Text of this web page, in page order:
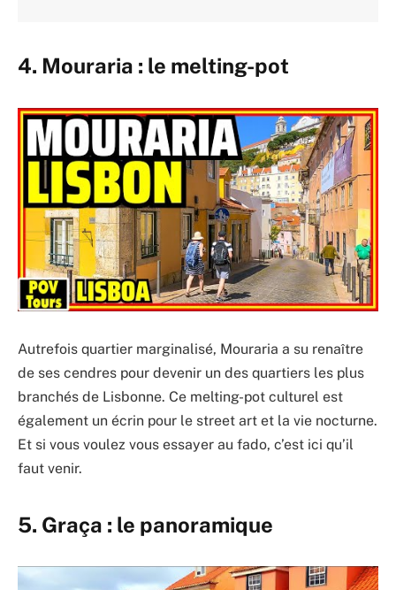
4. Mouraria : le melting-pot
Autrefois quartier marginalisé, Mouraria a su renaître
de ses cendres pour devenir un des quartiers les plus
branchés de Lisbonne. Ce melting-pot culturel est
également un écrin pour le street art et la vie nocturne.
Et si vous voulez vous essayer au fado, c’est ici qu’il
faut venir.
5. Graça : le panoramique